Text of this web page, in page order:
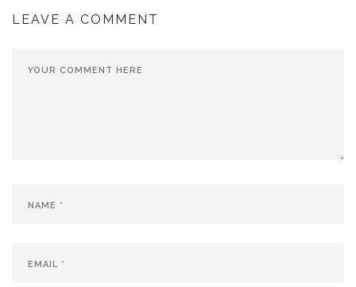
LEAVE A COMMENT